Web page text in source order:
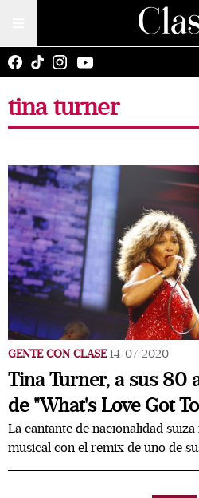
tina turner
GENTE CON CLASE 14/07/2020
Tina Turner, a sus 80
de "What's Love Got
La cantante de nacionalidad suiza
musical con el remix de uno de